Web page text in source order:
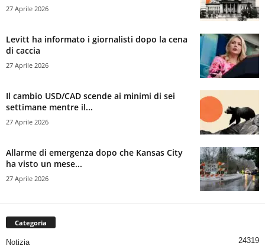
27 Aprile 2026
Levitt ha informato i giornalisti dopo la cena
di caccia
27 Aprile 2026
Il cambio USD/CAD scende ai minimi di sei
settimane mentre il...
27 Aprile 2026
Allarme di emergenza dopo che Kansas City
ha visto un mese...
27 Aprile 2026
Categoria
Notizia 24319